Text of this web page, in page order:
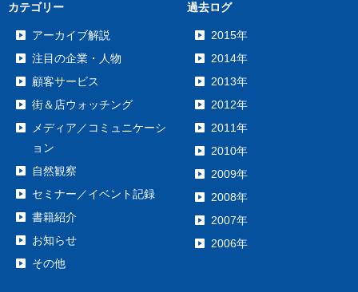
カテゴリー
アーカイブ解説
注目の企業・人物
顧客サービス
街＆店ウォッチング
メディア／コミュニケーシ
ョン
自然観察
セミナー／イベント記録
書籍紹介
お知らせ
その他
過去ログ
2015年
2014年
2013年
2012年
2011年
2010年
2009年
2008年
2007年
2006年